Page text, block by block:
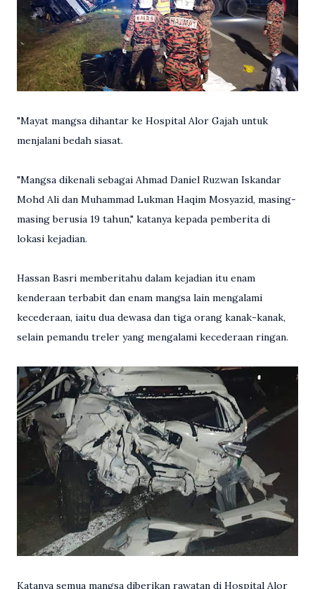
"Mayat mangsa dihantar ke Hospital Alor Gajah untuk
menjalani bedah siasat.
"Mangsa dikenali sebagai Ahmad Daniel Ruzwan Iskandar
Mohd Ali dan Muhammad Lukman Haqim Mosyazid, masing-
masing berusia 19 tahun," katanya kepada pemberita di
lokasi kejadian.
Hassan Basri memberitahu dalam kejadian itu enam
kenderaan terbabit dan enam mangsa lain mengalami
kecederaan, iaitu dua dewasa dan tiga orang kanak-kanak,
selain pemandu treler yang mengalami kecederaan ringan.
Katanya semua mangsa diberikan rawatan di Hospital Alor